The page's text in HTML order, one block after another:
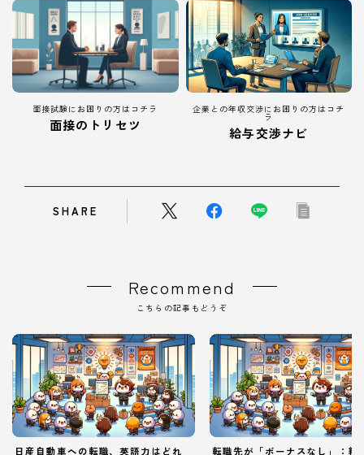
面接試験にお困りの方はコチラ
面接のトリセツ
企業との年収交渉にお困りの方はコチ
ラ
給与交渉ナビ
SHARE
Recommend
こちらの記事もどうぞ
日産自動車への転職、英語力はどれ 転職先が「ボーナスなし」：給